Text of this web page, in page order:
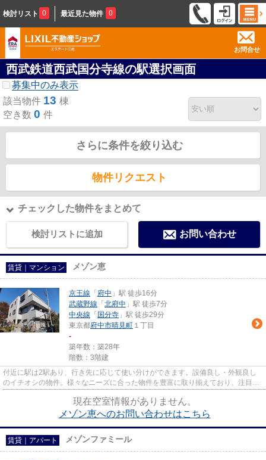
検討リスト 0 最近見た物件 0
お問合せ
西武鉄道西武国分寺線の駅選択画面
募集中のみ表示
該当物件 13 棟
空き数 0 件
さらに条件を絞り込む
物件リクエスト
チェックした物件をまとめて
検討リストに追加 お問い合わせ
賃貸｜マンション メゾン恵
京王線 「 府中 」駅 徒歩16分
武蔵野線 「 北府中 」駅 徒歩7分
中央線 「 国分寺 」駅 徒歩29分
東京都府中市晴見町 １丁目
-
築年数：築28年
階数：3階建
付近に駅は2駅あり、行き先に応じて使い分けができます。設備良し・外観良し
のイチオシの物件。様々なニーズに合った物件を豊富に取り揃えており、注目の
現在空室情報がありません。
メゾン恵へのお問い合わせはこちら
賃貸｜アパート メゾンファミール